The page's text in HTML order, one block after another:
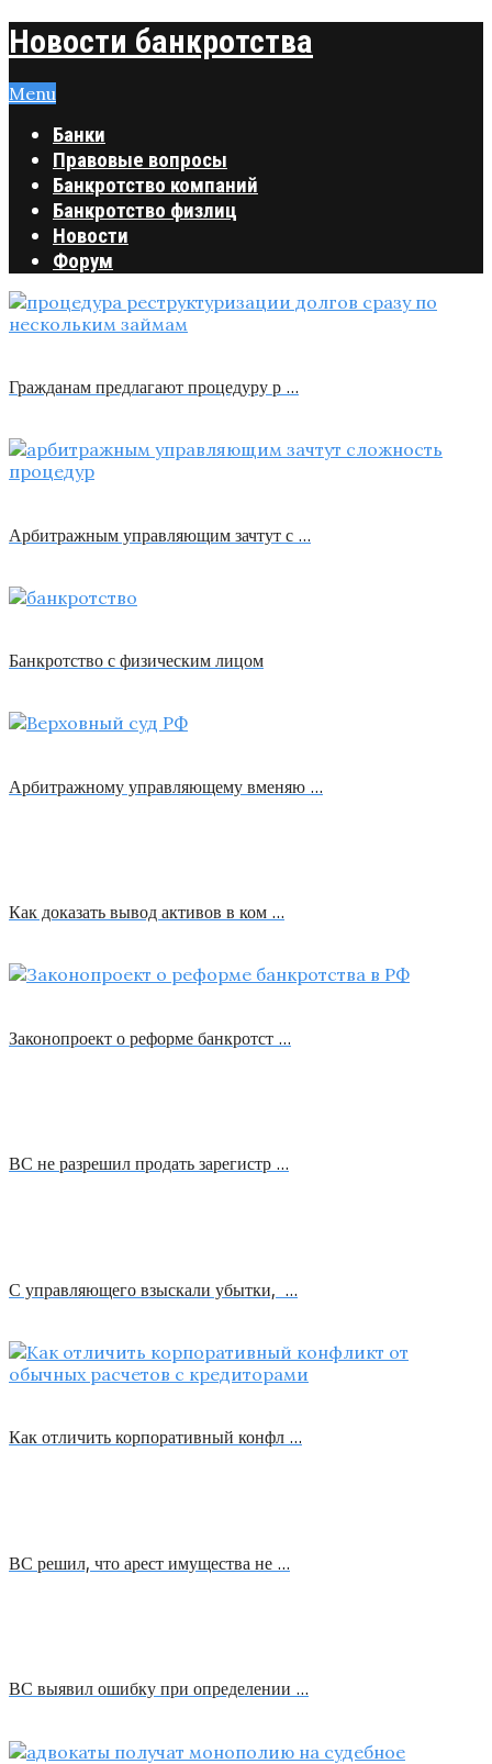
Новости банкротства
Menu
Банки
Правовые вопросы
Банкротство компаний
Банкротство физлиц
Новости
Форум
Гражданам предлагают процедуру р …
Арбитражным управляющим зачтут с …
Банкротство с физическим лицом
Арбитражному управляющему вменяю …
Как доказать вывод активов в ком …
Законопроект о реформе банкротст …
ВС не разрешил продать зарегистр …
С управляющего взыскали убытки, …
Как отличить корпоративный конфл …
ВС решил, что арест имущества не …
ВС выявил ошибку при определении …